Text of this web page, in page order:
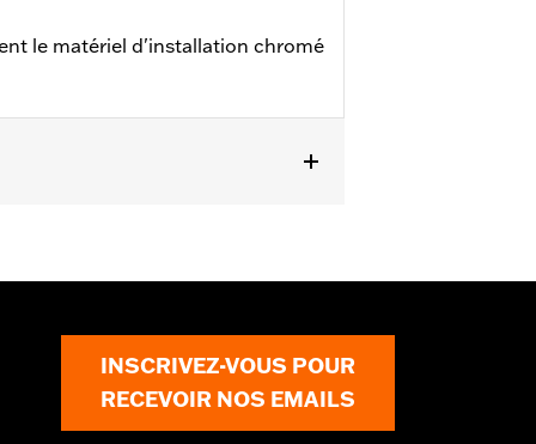
le matériel d'installation chromé
INSCRIVEZ-VOUS POUR
RECEVOIR NOS EMAILS